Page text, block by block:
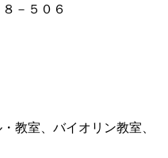
－５０６
教室、バイオリン教室、